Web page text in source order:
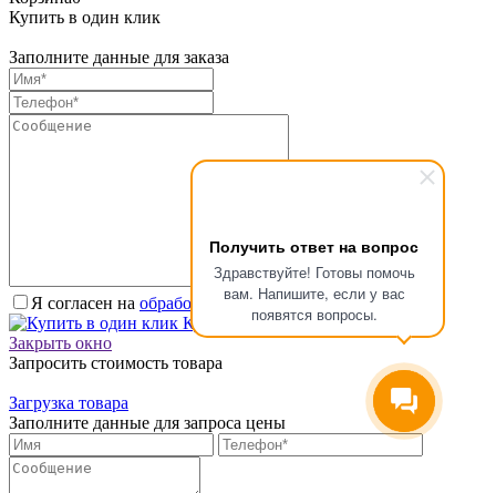
Получить ответ на вопрос
Здравствуйте! Готовы помочь
вам. Напишите, если у вас
появятся вопросы.
Купить в один клик
Заполните данные для заказа
Я согласен на обработку персональных данных.*
Купить в один клик
Закрыть окно
Запросить стоимость товара
Загрузка товара
Заполните данные для запроса цены